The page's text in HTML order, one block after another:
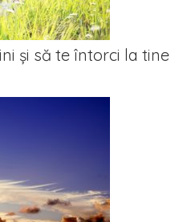
și să te întorci la tine